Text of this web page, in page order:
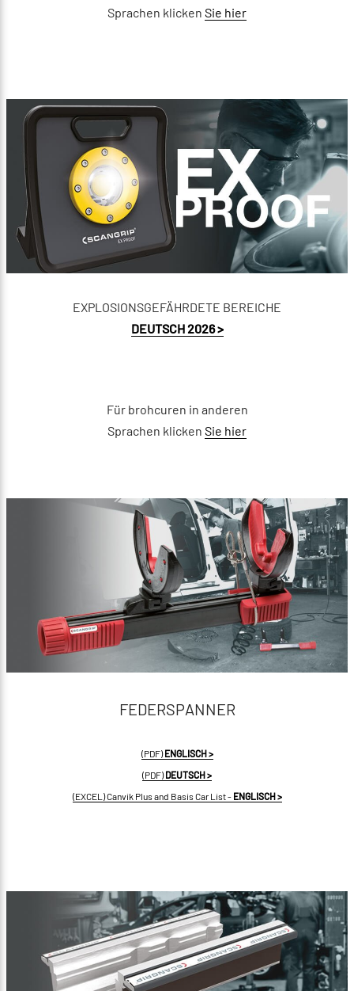
Sprachen klicken Sie hier
EXPLOSIONSGEFÄHRDETE BEREICHE
DEUTSCH 2026 >
Für brohcuren in anderen
Sprachen klicken Sie hier
FEDERSPANNER
(PDF)ENGLISCH >
(PDF)DEUTSCH >
(EXCEL) Canvik Plus and Basis Car List - ENGLISCH >